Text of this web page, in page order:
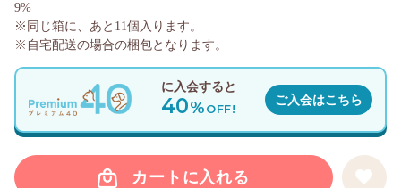
カートに入れる
に入会すると
40%OFF!
ご入会はこちら
9%
※同じ箱に、あと 11個入ります。
※自宅配送の場合の梱包となります。